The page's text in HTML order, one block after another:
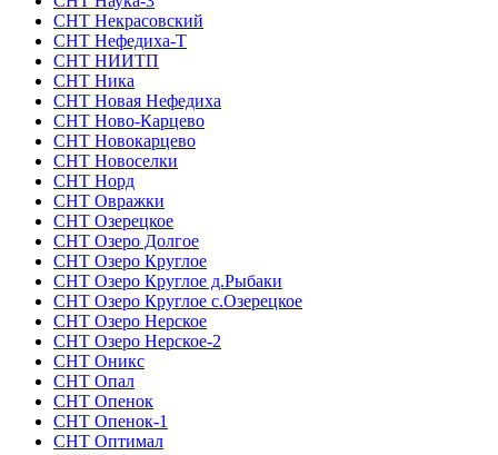
СНТ Некрасовский
СНТ Нефедиха-Т
СНТ НИИТП
СНТ Ника
СНТ Новая Нефедиха
СНТ Ново-Карцево
СНТ Новокарцево
СНТ Новоселки
СНТ Норд
СНТ Овражки
СНТ Озерецкое
СНТ Озеро Долгое
СНТ Озеро Круглое
СНТ Озеро Круглое д.Рыбаки
СНТ Озеро Круглое с.Озерецкое
СНТ Озеро Нерское
СНТ Озеро Нерское-2
СНТ Оникс
СНТ Опал
СНТ Опенок
СНТ Опенок-1
СНТ Оптимал